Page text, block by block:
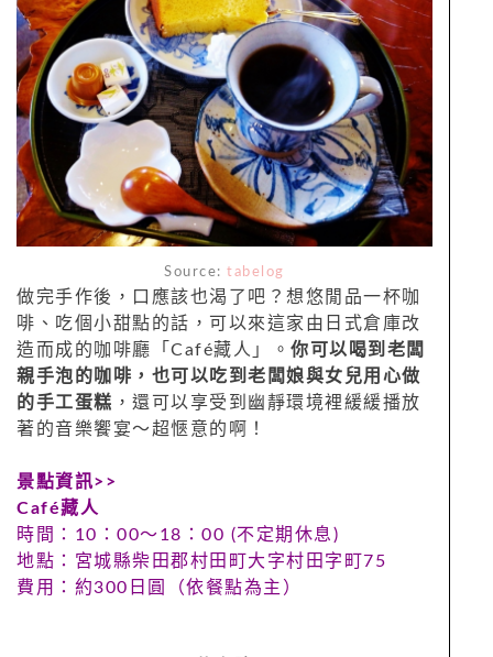
Source:tabelog
做完手作後，口應該也渴了吧？想悠閒品一杯咖
啡、吃個小甜點的話，可以來這家由日式倉庫改
造而成的咖啡廳「Café藏人」。 你可以喝到老闆
親手泡的咖啡，也可以吃到老闆娘與女兒用心做
的手工蛋糕 ，還可以享受到幽靜環境裡緩緩播放
著的音樂饗宴～超愜意的啊！
景點資訊>>
Café藏人
時間：10：00～18：00 (不定期休息)
地點：宮城縣柴田郡村田町大字村田字町75
費用：約300日圓（依餐點為主）